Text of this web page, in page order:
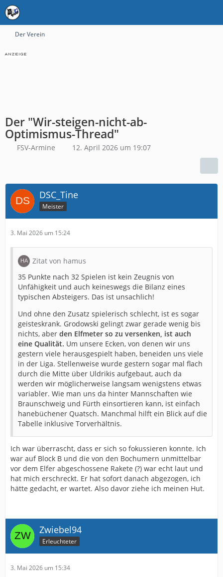
Der Verein
Der "Wir-steigen-nicht-ab-
Optimismus-Thread"
FSV-Armine 12. April 2026 um 19:07
DSC_Tine
Meister
3. Mai 2026 um 15:24
Zitat von hamus
35 Punkte nach 32 Spielen ist kein Zeugnis von
Unfähigkeit und auch keineswegs die Bilanz eines
typischen Absteigers. Das ist unsachlich!
Und ohne den Zusatz spielerisch schlecht, ist es sogar
geisteskrank. Grodowski gelingt zwar gerade wenig bis
nichts, aber den Elfmeter so zu versenken, ist auch
eine Qualität. Um unsere Ecken, von denen wir uns
gestern viele herausgespielt haben, beneiden uns viele
in der Liga. Stellenweise wurde gestern sogar mal flach
durch die Mitte über Uldrikis aufgebaut, auch da
werden wir möglicherweise langsam wenigstens etwas
variabler. Wie man uns da hinter Mannschaften wie
Braunschweig und Fürth einsortieren kann, ist einfach
hanebüchener Quatsch. Manchmal hilft ein Blick auf die
Tabelle inklusive Torverhältnis.
Ich war überrascht, dass er sich so fokussieren konnte. Ich
war auf Block B und die von den Bochumern unmittelbar
vor dem Elfer abgeschossene Rakete (?) war echt laut und
hat mich erschreckt. Er hat sofort danach abgezogen, ich
hätte gedacht, er wartet. Also davor ziehe ich meinen Hut.
Zwiebel94
Erleuchteter
3. Mai 2026 um 15:34